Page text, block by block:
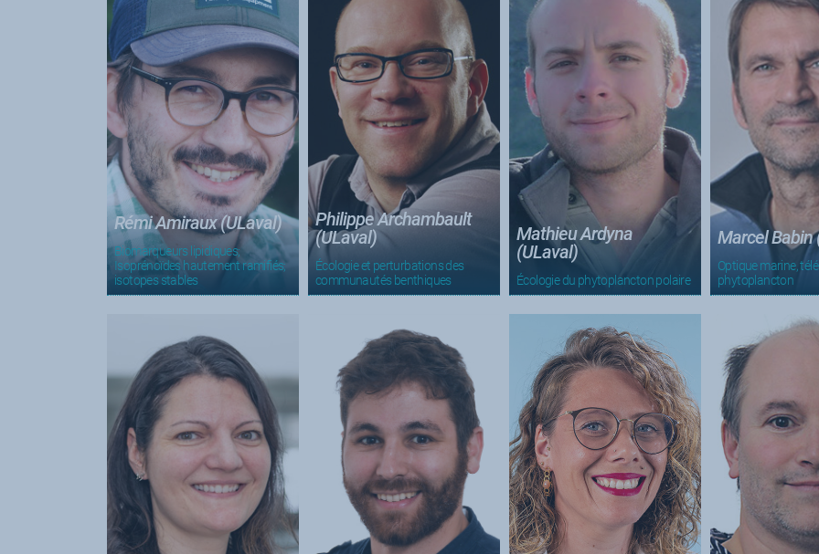
Rémi Amiraux (ULaval)
Biomarqueurs lipidiques;
Isoprénoïdes hautement ramifiés;
isotopes stables
Philippe Archambault
(ULaval)
Écologie et perturbations des
communautés benthiques
Mathieu Ardyna
(ULaval)
Écologie du phytoplancton polaire
Marcel Babin
Optique marine,
phytoplancton